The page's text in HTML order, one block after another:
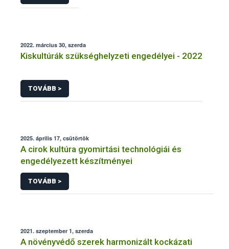
2022. március 30, szerda
Kiskultúrák szükséghelyzeti engedélyei - 2022
TOVÁBB >
2025. április 17, csütörtök
A cirok kultúra gyomirtási technológiái és
engedélyezett készítményei
TOVÁBB >
2021. szeptember 1, szerda
A növényvédő szerek harmonizált kockázati